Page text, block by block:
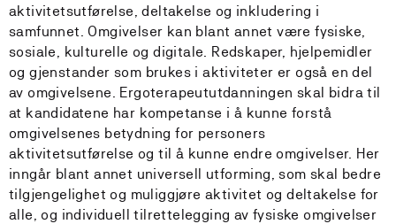
aktivitetsutførelse, deltakelse og inkludering i
samfunnet. Omgivelser kan blant annet være fysiske,
sosiale, kulturelle og digitale. Redskaper, hjelpemidler
og gjenstander som brukes i aktiviteter er også en del
av omgivelsene. Ergoterapeututdanningen skal bidra til
at kandidatene har kompetanse i å kunne forstå
omgivelsenes betydning for personers
aktivitetsutførelse og til å kunne endre omgivelser. Her
inngår blant annet universell utforming, som skal bedre
tilgjengelighet og muliggjøre aktivitet og deltakelse for
alle, og individuell tilrettelegging av fysiske omgivelser